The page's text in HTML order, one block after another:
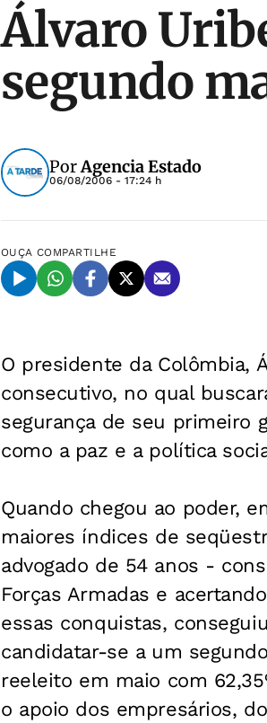
Álvaro
segundo
PorAgencia Estado
06/08/2006 - 17:24 h
OUÇA COMPARTILHE
O presidente da Colômbia,
consecutivo, no qual
segurança de seu primeiro
como a paz e a política
Quando chegou ao poder,
maiores índices de
advogado de 54 anos -
Forças Armadas e
essas conquistas,
candidatar-se a um
reeleito em maio com
o apoio dos empresários,